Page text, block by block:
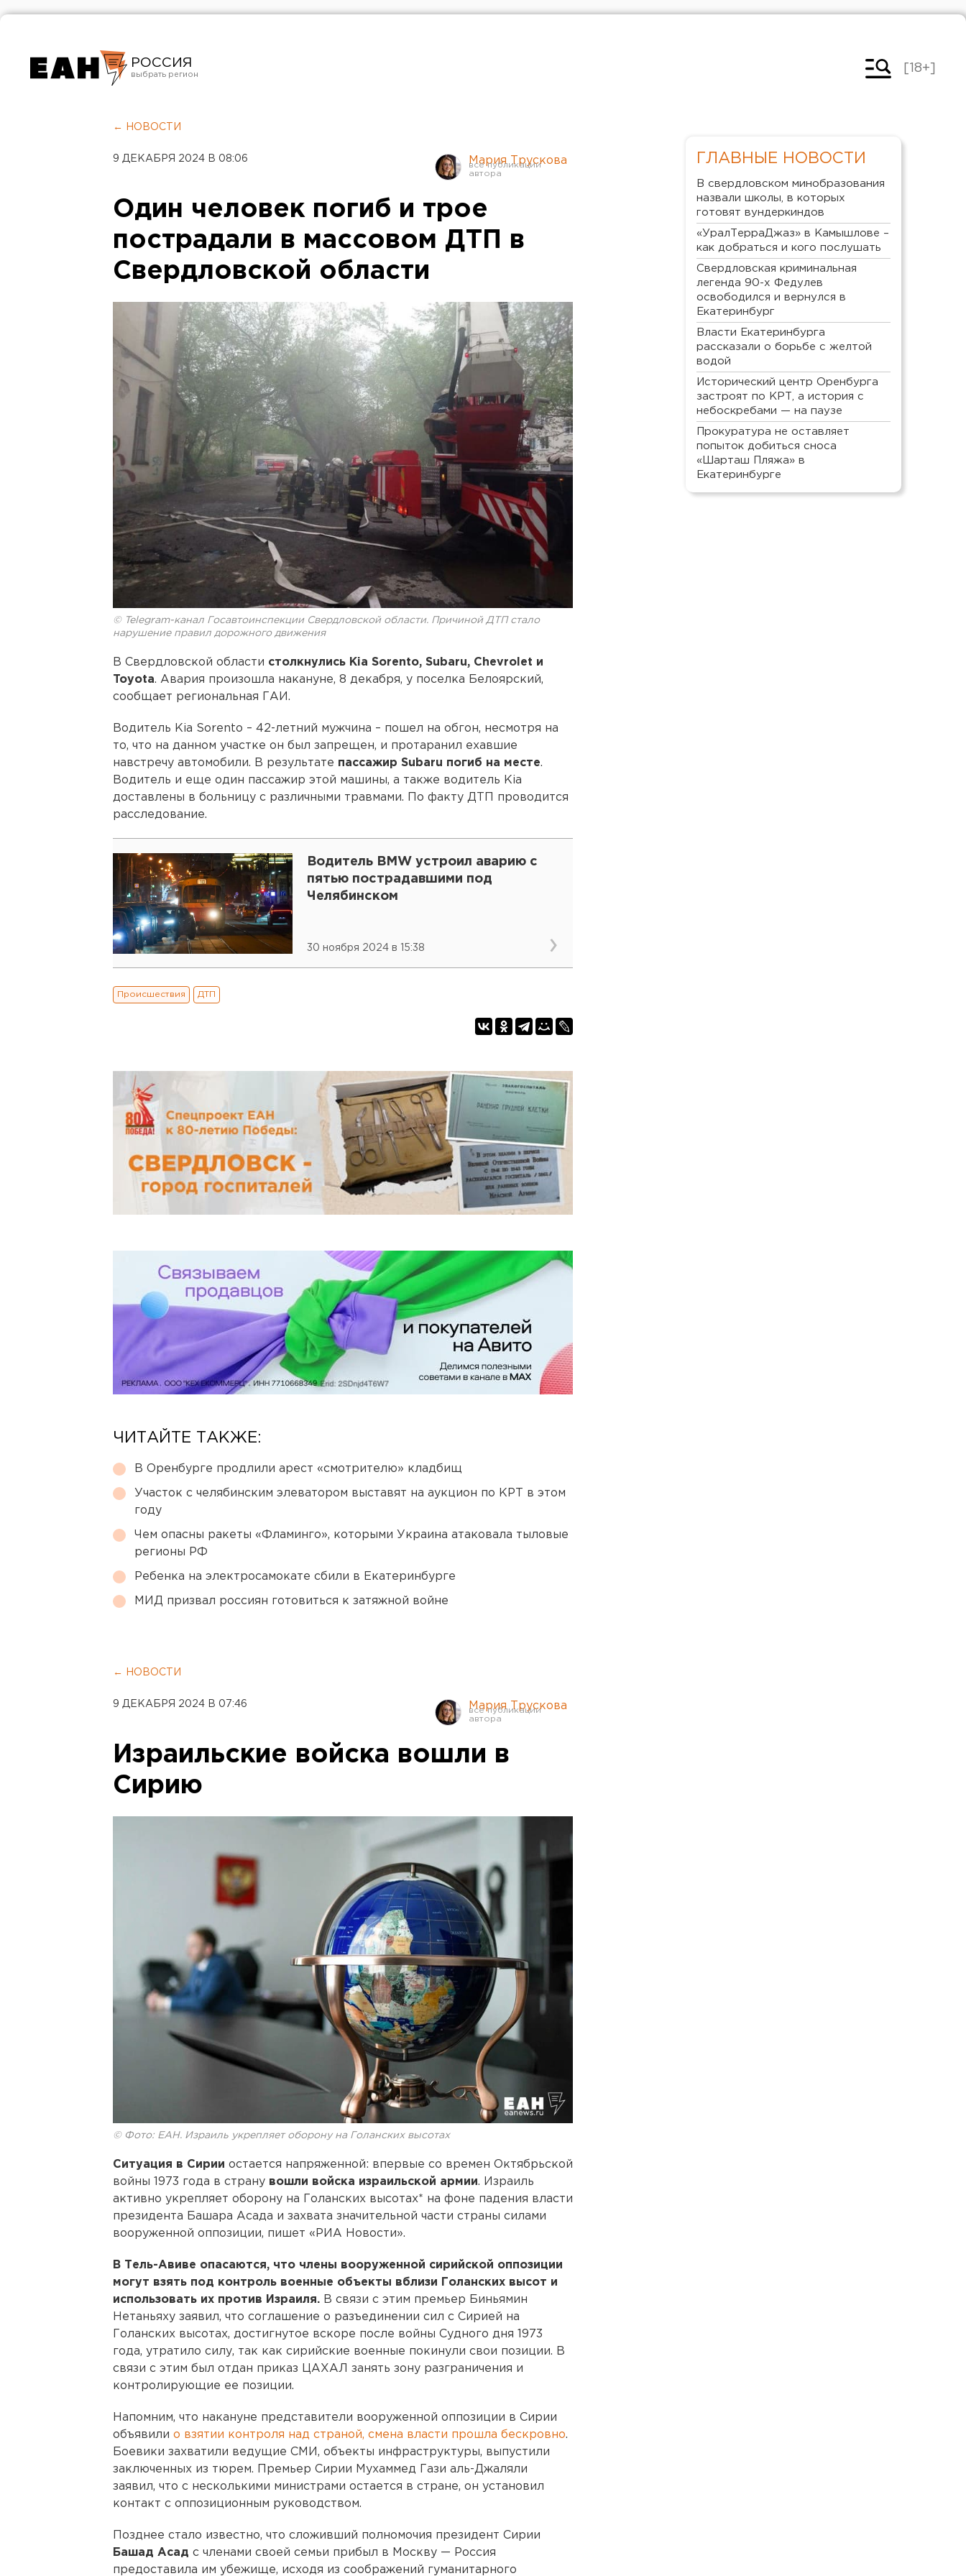
РОССИЯ
Челябинск
[18+]
← НОВОСТИ
9 ДЕКАБРЯ 2024 В 08:06 Мария Трускова
Один человек погиб и трое
пострадали в массовом ДТП в
Свердловской области
© Telegram-канал Госавтоинспекции Свердловской области. Причиной ДТП стало
нарушение правил дорожного движения
В Свердловской области столкнулись Kia Sorento, Subaru, Chevrolet и
Toyota. Авария произошла накануне, 8 декабря, у поселка Белоярский,
сообщает региональная ГАИ.
Водитель Kia Sorento – 42-летний мужчина – пошел на обгон, несмотря на
то, что на данном участке он был запрещен, и протаранил ехавшие
навстречу автомобили. В результате пассажир Subaru погиб на месте.
Водитель и еще один пассажир этой машины, а также водитель Kia
доставлены в больницу с различными травмами. По факту ДТП проводится
расследование.
Водитель BMW устроил аварию с
пятью пострадавшими под
Челябинском
30 ноября 2024 в 15:38
Происшествия ДТП
ЧИТАЙТЕ ТАКЖЕ:
В Оренбурге продлили арест «смотрителю» кладбищ
Участок с челябинским элеватором выставят на аукцион по КРТ в этом
году
Чем опасны ракеты «Фламинго», которыми Украина атаковала тыловые
регионы РФ
Ребенка на электросамокате сбили в Екатеринбурге
МИД призвал россиян готовиться к затяжной войне
← НОВОСТИ
9 ДЕКАБРЯ 2024 В 07:46 Мария Трускова
Израильские войска вошли в
Сирию
© Фото: ЕАН. Израиль укрепляет оборону на Голанских высотах
Ситуация в Сирии остается напряженной: впервые со времен Октябрьской
войны 1973 года в страну вошли войска израильской армии. Израиль
активно укрепляет оборону на Голанских высотах* на фоне падения власти
президента Башара Асада и захвата значительной части страны силами
вооруженной оппозиции, пишет «РИА Новости».
В Тель-Авиве опасаются, что члены вооруженной сирийской оппозиции
могут взять под контроль военные объекты вблизи Голанских высот и
использовать их против Израиля. В связи с этим премьер Биньямин
Нетаньяху заявил, что соглашение о разъединении сил с Сирией на
Голанских высотах, достигнутое вскоре после войны Судного дня 1973
года, утратило силу, так как сирийские военные покинули свои позиции. В
связи с этим был отдан приказ ЦАХАЛ занять зону разграничения и
контролирующие ее позиции.
Напомним, что накануне представители вооруженной оппозиции в Сирии
объявили о взятии контроля над страной, смена власти прошла бескровно.
Боевики захватили ведущие СМИ, объекты инфраструктуры, выпустили
заключенных из тюрем. Премьер Сирии Мухаммед Гази аль-Джаляли
заявил, что с несколькими министрами остается в стране, он установил
контакт с оппозиционным руководством.
Позднее стало известно, что сложивший полномочия президент Сирии
Башад Асад с членами своей семьи прибыл в Москву — Россия
предоставила им убежище, исходя из соображений гуманитарного
ГЛАВНЫЕ НОВОСТИ
В свердловском минобразования
назвали школы, в которых
готовят вундеркиндов
«УралТерраДжаз» в Камышлове –
как добраться и кого послушать
Свердловская криминальная
легенда 90-х Федулев
освободился и вернулся в
Екатеринбург
Власти Екатеринбурга
рассказали о борьбе с желтой
водой
Исторический центр Оренбурга
застроят по КРТ, а история с
небоскребами — на паузе
Прокуратура не оставляет
попыток добиться сноса
«Шарташ Пляжа» в
Екатеринбурге